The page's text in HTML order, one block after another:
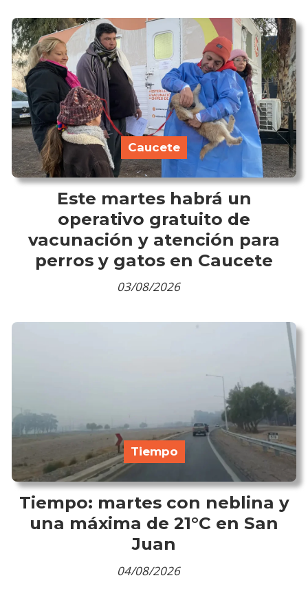
Este martes habrá un
operativo gratuito de
vacunación y atención para
perros y gatos en Caucete
Caucete
03/08/2026
Tiempo: martes con neblina y
una máxima de 21°C en San
Juan
Tiempo
04/08/2026